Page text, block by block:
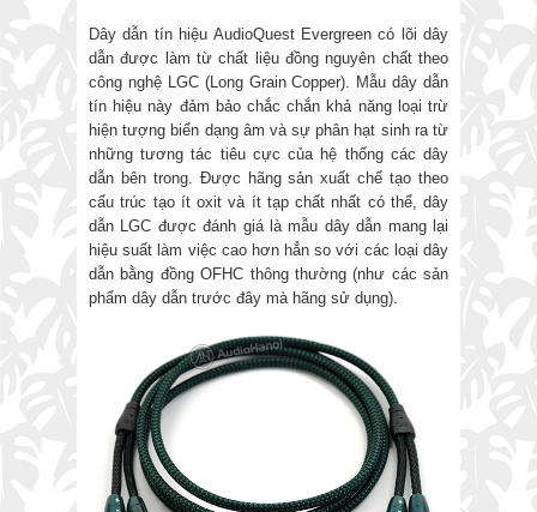
Dây dẫn tín hiệu AudioQuest Evergreen có lõi dây
dẫn được làm từ chất liệu đồng nguyên chất theo
công nghệ LGC (Long Grain Copper). Mẫu dây dẫn
tín hiệu này đảm bảo chắc chắn khả năng loại trừ
hiện tượng biến dạng âm và sự phân hạt sinh ra từ
những tương tác tiêu cực của hệ thống các dây
dẫn bên trong. Được hãng sản xuất chế tạo theo
cấu trúc tạo ít oxit và ít tạp chất nhất có thể, dây
dẫn LGC được đánh giá là mẫu dây dẫn mang lại
hiệu suất làm việc cao hơn hẳn so với các loại dây
dẫn bằng đồng OFHC thông thường (như các sản
phẩm dây dẫn trước đây mà hãng sử dụng).